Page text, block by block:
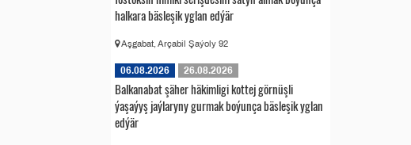
halkara bäsleşik yglan edýär
Aşgabat, Arçabil Şaýoly 92
06.08.2026 26.08.2026
Balkanabat şäher häkimligi kottej görnüşli
ýaşaýyş jaýlaryny gurmak boýunça bäsleşik yglan
edýär